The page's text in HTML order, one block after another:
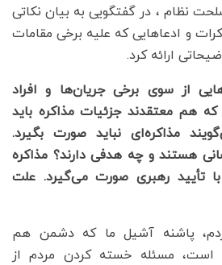
نظام ، در گفتگویی به بیان نکاتی
و ادعاهایی که علیه برخی مقامات
ارائه کرد.
از سوی برخی جریان‌ها و افراد
هم معتقدند جزئیات مذاکره باید
مذاکره‌ای نباید صورت بگیرد.
هستند و چه هدفی دارند؟ مذاکره
تأیید رهبری صورت می‌گیرد. علت
پاشنه آشیل ما که دشمن هم
است، مسئله خسته کردن مردم از